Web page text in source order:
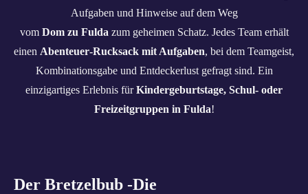
Aufgaben und Hinweise auf dem Weg
vom Dom zu Fulda zum geheimen Schatz. Jedes Team erhält
einen Abenteuer‑Rucksack mit Aufgaben, bei dem Teamgeist,
Kombinationsgabe und Entdeckerlust gefragt sind. Ein
einzigartiges Erlebnis fürKindergeburtstage, Schul‑ oder
Freizeitgruppen in Fulda!
Der Bretzelbub -Die